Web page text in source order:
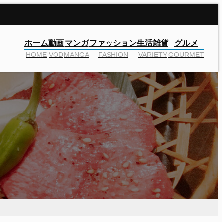
ホーム
HOME
動画
VOD
マンガ
MANGA
ファッション
FASHION
生活雑貨
VARIETY
グルメ
GOURMET